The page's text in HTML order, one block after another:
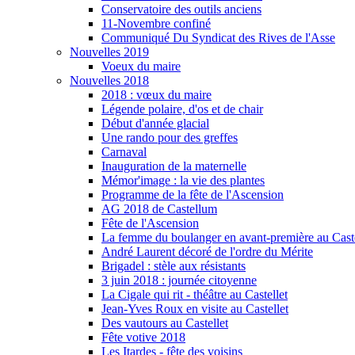
Conservatoire des outils anciens
11-Novembre confiné
Communiqué Du Syndicat des Rives de l'Asse
Nouvelles 2019
Voeux du maire
Nouvelles 2018
2018 : vœux du maire
Légende polaire, d'os et de chair
Début d'année glacial
Une rando pour des greffes
Carnaval
Inauguration de la maternelle
Mémor'image : la vie des plantes
Programme de la fête de l'Ascension
AG 2018 de Castellum
Fête de l'Ascension
La femme du boulanger en avant-première au
André Laurent décoré de l'ordre du Mérite
Brigadel : stèle aux résistants
3 juin 2018 : journée citoyenne
La Cigale qui rit - théâtre au Castellet
Jean-Yves Roux en visite au Castellet
Des vautours au Castellet
Fête votive 2018
Les Itardes - fête des voisins